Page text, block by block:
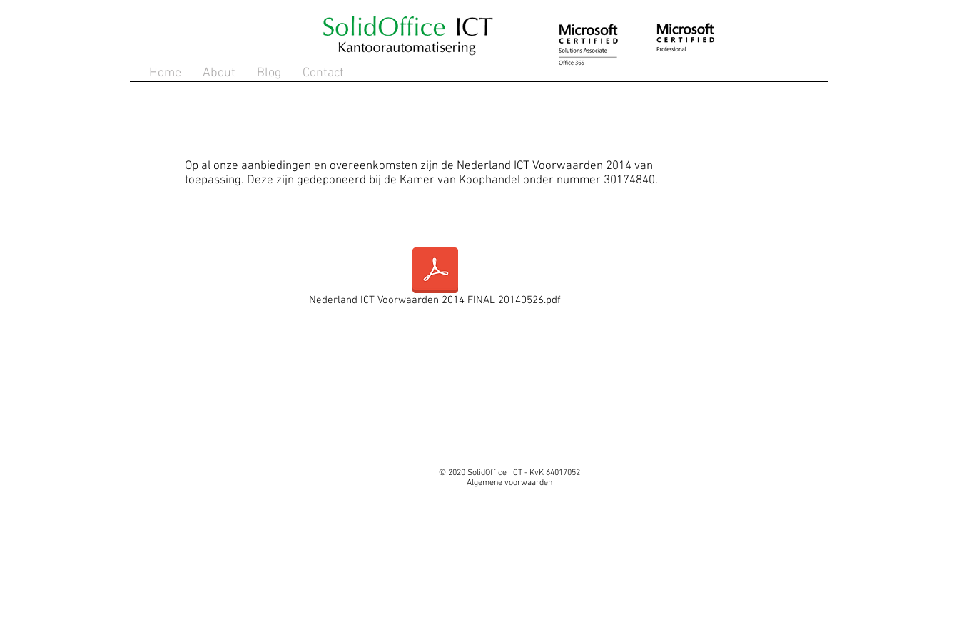
Home About Blog Contact
Op al onze aanbiedingen en overeenkomsten zijn de Nederland ICT Voorwaarden 2014 van
toepassing. Deze zijn gedeponeerd bij de Kamer van Koophandel onder nummer 30174840.
Nederland ICT Voorwaarden 2014 FINAL 20140526.pdf
© 2020 SolidOffice ICT - KvK 64017052
Algemene voorwaarden